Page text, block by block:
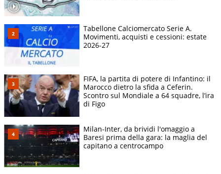
Tabellone Calciomercato Serie A.
Movimenti, acquisti e cessioni: estate
2026-27
FIFA, la partita di potere di Infantino: il
Marocco dietro la sfida a Ceferin.
Scontro sul Mondiale a 64 squadre, l’ira
di Figo
Milan-Inter, da brividi l'omaggio a
Baresi prima della gara: la maglia del
capitano a centrocampo